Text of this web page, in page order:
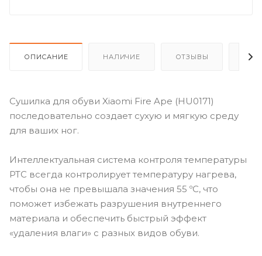
ОПИСАНИЕ НАЛИЧИЕ ОТЗЫВЫ
Сушилка для обуви Xiaomi Fire Ape (HU0171)
последовательно создает сухую и мягкую среду
для ваших ног.
Интеллектуальная система контроля температуры
PTC всегда контролирует температуру нагрева,
чтобы она не превышала значения 55 ºC, что
поможет избежать разрушения внутреннего
материала и обеспечить быстрый эффект
«удаления влаги» с разных видов обуви.